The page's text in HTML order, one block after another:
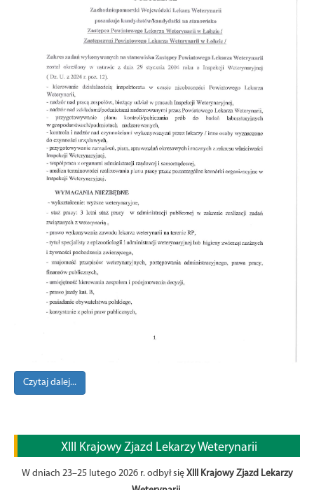
Czytaj dalej...
XIII Krajowy Zjazd Lekarzy Weterynarii
W dniach 23–25 lutego 2026 r. odbył się XIII Krajowy Zjazd Lekarzy